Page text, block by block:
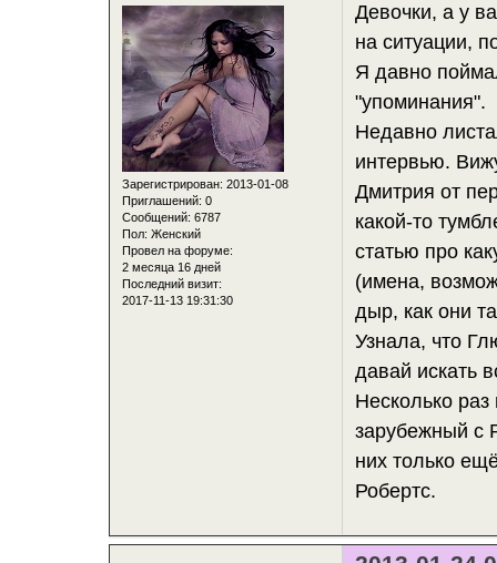
Зарегистрирован: 2013-01-08
Приглашений: 0
Сообщений: 6787
Пол: Женский
Провел на форуме:
2 месяца 16 дней
Последний визит:
2017-11-13 19:31:30
Девочки, а у
на ситуации,
Я давно
"упоминания".
Недавно
интервью.
Дмитрия от
какой-то
статью про
(имена,
дыр, как они
Узнала, что
давай искать
Несколько
зарубежный с
них только
Робертс.